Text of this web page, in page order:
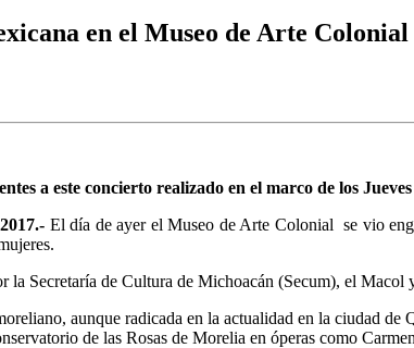
en el Museo de Arte Colonial
a este concierto realizado en el marco de los
El día de ayer el Museo de Arte Colonial se vio
la Secretaría de Cultura de Michoacán (Secum), el
aunque radicada en la actualidad en la ciudad
de las Rosas de Morelia en óperas como